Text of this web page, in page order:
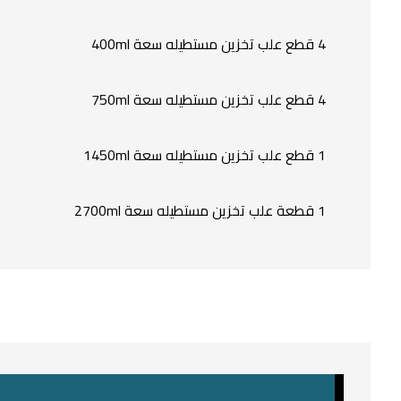
4 قطع علب تخزين مستطيله سعة 400ml
4 قطع علب تخزين مستطيله سعة 750ml
1 قطع علب تخزين مستطيله سعة 1450ml
1 قطعة علب تخزين مستطيله سعة 2700ml